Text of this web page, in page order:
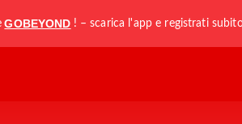
GOBEYOND ! – scarica l'app e registrati